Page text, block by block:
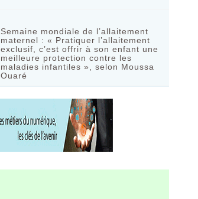
Semaine mondiale de l’allaitement
maternel : « Pratiquer l’allaitement
exclusif, c’est offrir à son enfant une
meilleure protection contre les
maladies infantiles », selon Moussa
Ouaré